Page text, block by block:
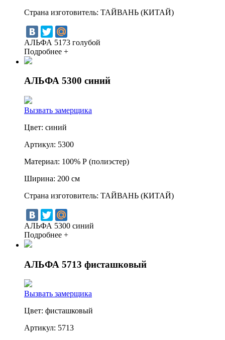
Страна изготовитель: ТАЙВАНЬ (КИТАЙ)
АЛЬФА 5173 голубой
Подробнее +
АЛЬФА 5300 синий
Вызвать замерщика
Цвет: синий
Артикул: 5300
Материал: 100% Р (полиэстер)
Ширина: 200 см
Страна изготовитель: ТАЙВАНЬ (КИТАЙ)
АЛЬФА 5300 синий
Подробнее +
АЛЬФА 5713 фисташковый
Вызвать замерщика
Цвет: фисташковый
Артикул: 5713